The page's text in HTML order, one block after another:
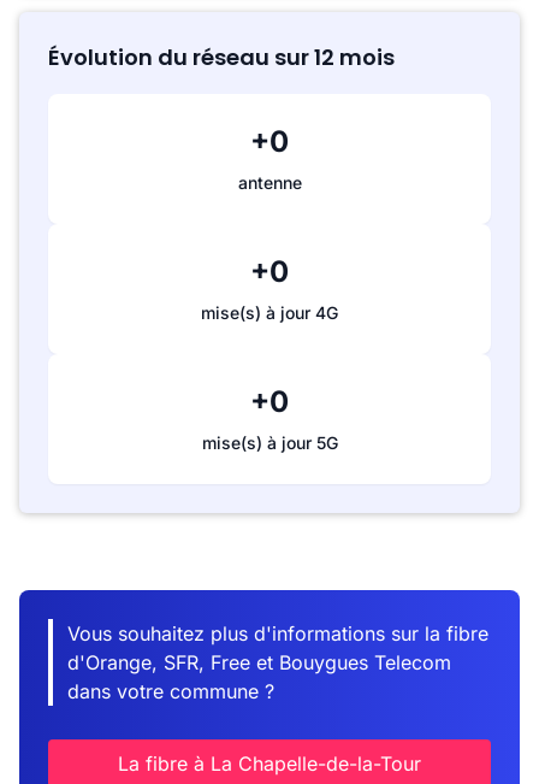
Évolution du réseau sur 12 mois
+0
antenne
+0
mise(s) à jour 4G
+0
mise(s) à jour 5G
Vous souhaitez plus d'informations sur la fibre
d'Orange, SFR, Free et Bouygues Telecom
dans votre commune ?
La fibre à La Chapelle-de-la-Tour